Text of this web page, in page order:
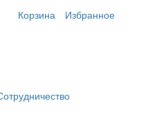
Корзина Избранное